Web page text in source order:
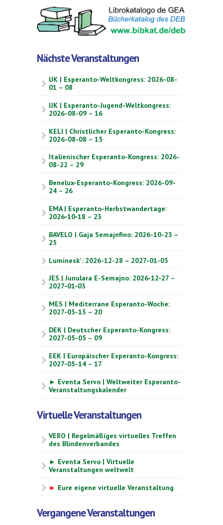
Nächste Veranstaltungen
UK | Esperanto-Weltkongress: 2026-08-
01 – 08
IJK | Esperanto-Jugend-Weltkongress:
2026-08-09 – 16
KELI | Christlicher Esperanto-Kongress:
2026-08-08 – 15
Italienischer Esperanto-Kongress: 2026-
08-22 – 29
Benelux-Esperanto-Kongress: 2026-09-
24 – 26
EMA | Esperanto-Herbstwandertage:
2026‑10‑18 – 23
BAVELO | Gaja Semajnfino: 2026-10-23 –
25
Luminesk': 2026-12-28 – 2027-01-03
JES | Junulara E-Semajno: 2026‑12‑27 –
2027‑01‑03
MES | Mediterrane Esperanto-Woche:
2027-03-13 – 20
DEK | Deutscher Esperanto-Kongress:
2027-05-05 – 09
EEK | Europäischer Esperanto-Kongress:
2027-05-14 – 17
► Eventa Servo | Weltweiter Esperanto-
Veranstaltungskalender
Virtuelle Veranstaltungen
VERO | Regelmäßiges virtuelles Treffen
des Blindenverbandes
► Eventa Servo | Virtuelle
Veranstaltungen weltwelt
► Eure eigene virtuelle Veranstaltung
Vergangene Veranstaltungen